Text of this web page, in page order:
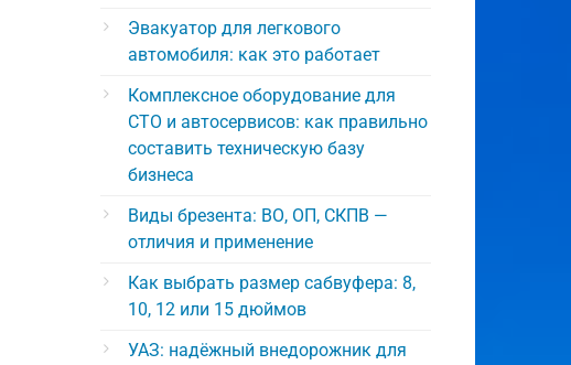
Эвакуатор для легкового
автомобиля: как это работает
Комплексное оборудование для
СТО и автосервисов: как правильно
составить техническую базу
бизнеса
Виды брезента: ВО, ОП, СКПВ —
отличия и применение
Как выбрать размер сабвуфера: 8,
10, 12 или 15 дюймов
УАЗ: надёжный внедорожник для